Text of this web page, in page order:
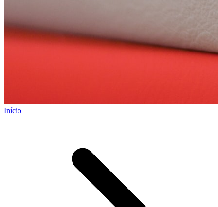
Início